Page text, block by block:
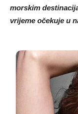
morskim
vrijeme očekuje u